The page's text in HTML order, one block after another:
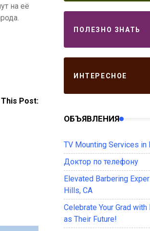
на её
Post:
ПОЛЕЗНО ЗНАТЬ
ИНТЕРЕСНОЕ
ОБЪЯВЛЕНИЯ
TV Mounting Services in
Доктор по телефону
Elevated Barbering
Hills, CA
Celebrate Your Grad
as Their Future!